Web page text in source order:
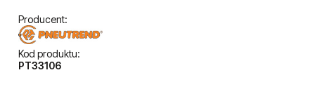
Producent:
Kod produktu:
PT33106